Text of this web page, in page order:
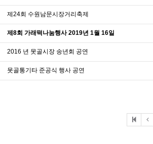
제24회 수원남문시장거리축제
제8회 가래떡나눔행사 2019년 1월 16일
2016 년 못골시장 송년회 공연
못골통기타 준공식 행사 공연